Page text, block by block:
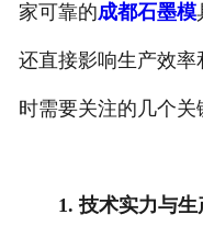
家可靠的成都石墨模
还直接影响生产效
时需要关注的几个关
1. 技术实力与生